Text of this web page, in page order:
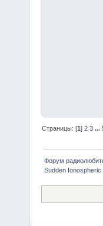
Страницы: [1]2 3 ...
Форум
Sudden